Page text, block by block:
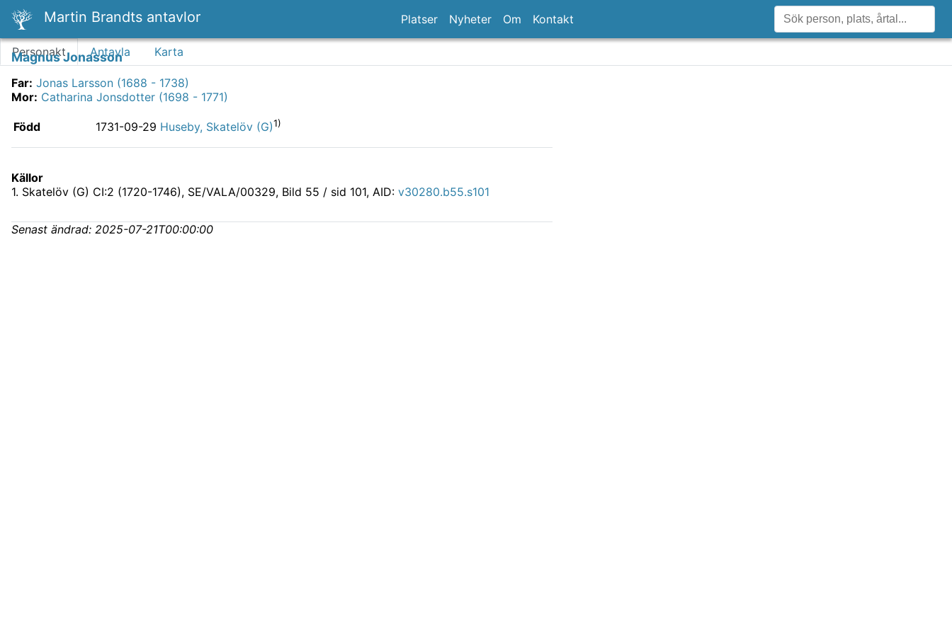
Martin Brandts antavlor Platser Nyheter Om Kontakt
Personakt Antavla Karta
Magnus Jonasson
Far: Jonas Larsson (1688 - 1738)
Mor: Catharina Jonsdotter (1698 - 1771)
Född 1731-09-29 Huseby, Skatelöv (G)1)
Källor
1. Skatelöv (G) CI:2 (1720-1746), SE/VALA/00329, Bild 55 / sid 101, AID: v30280.b55.s101
Senast ändrad: 2025-07-21T00:00:00